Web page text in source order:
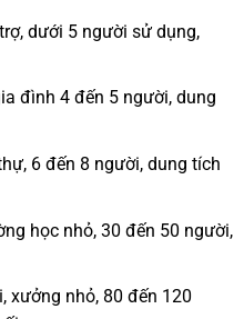
dưới 5 người sử dụng,
đình 4 đến 5 người, dung
6 đến 8 người, dung tích
học nhỏ, 30 đến 50 người,
xưởng nhỏ, 80 đến 120